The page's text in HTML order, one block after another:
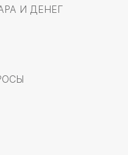
И ДЕНЕГ